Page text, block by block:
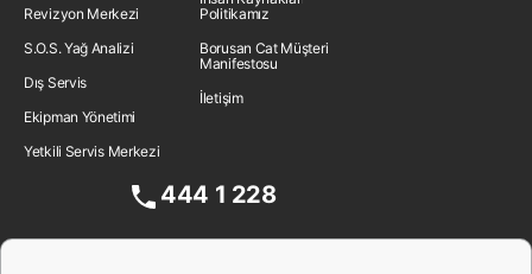
Revizyon Merkezi
S.O.S. Yağ Analizi
Dış Servis
Ekipman Yönetimi
Yetkili Servis Merkezi
Politikamız
Borusan Cat Müşteri
Manifestosu
İletişim
444 1 228